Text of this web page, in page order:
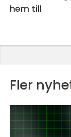
hem till
Fler